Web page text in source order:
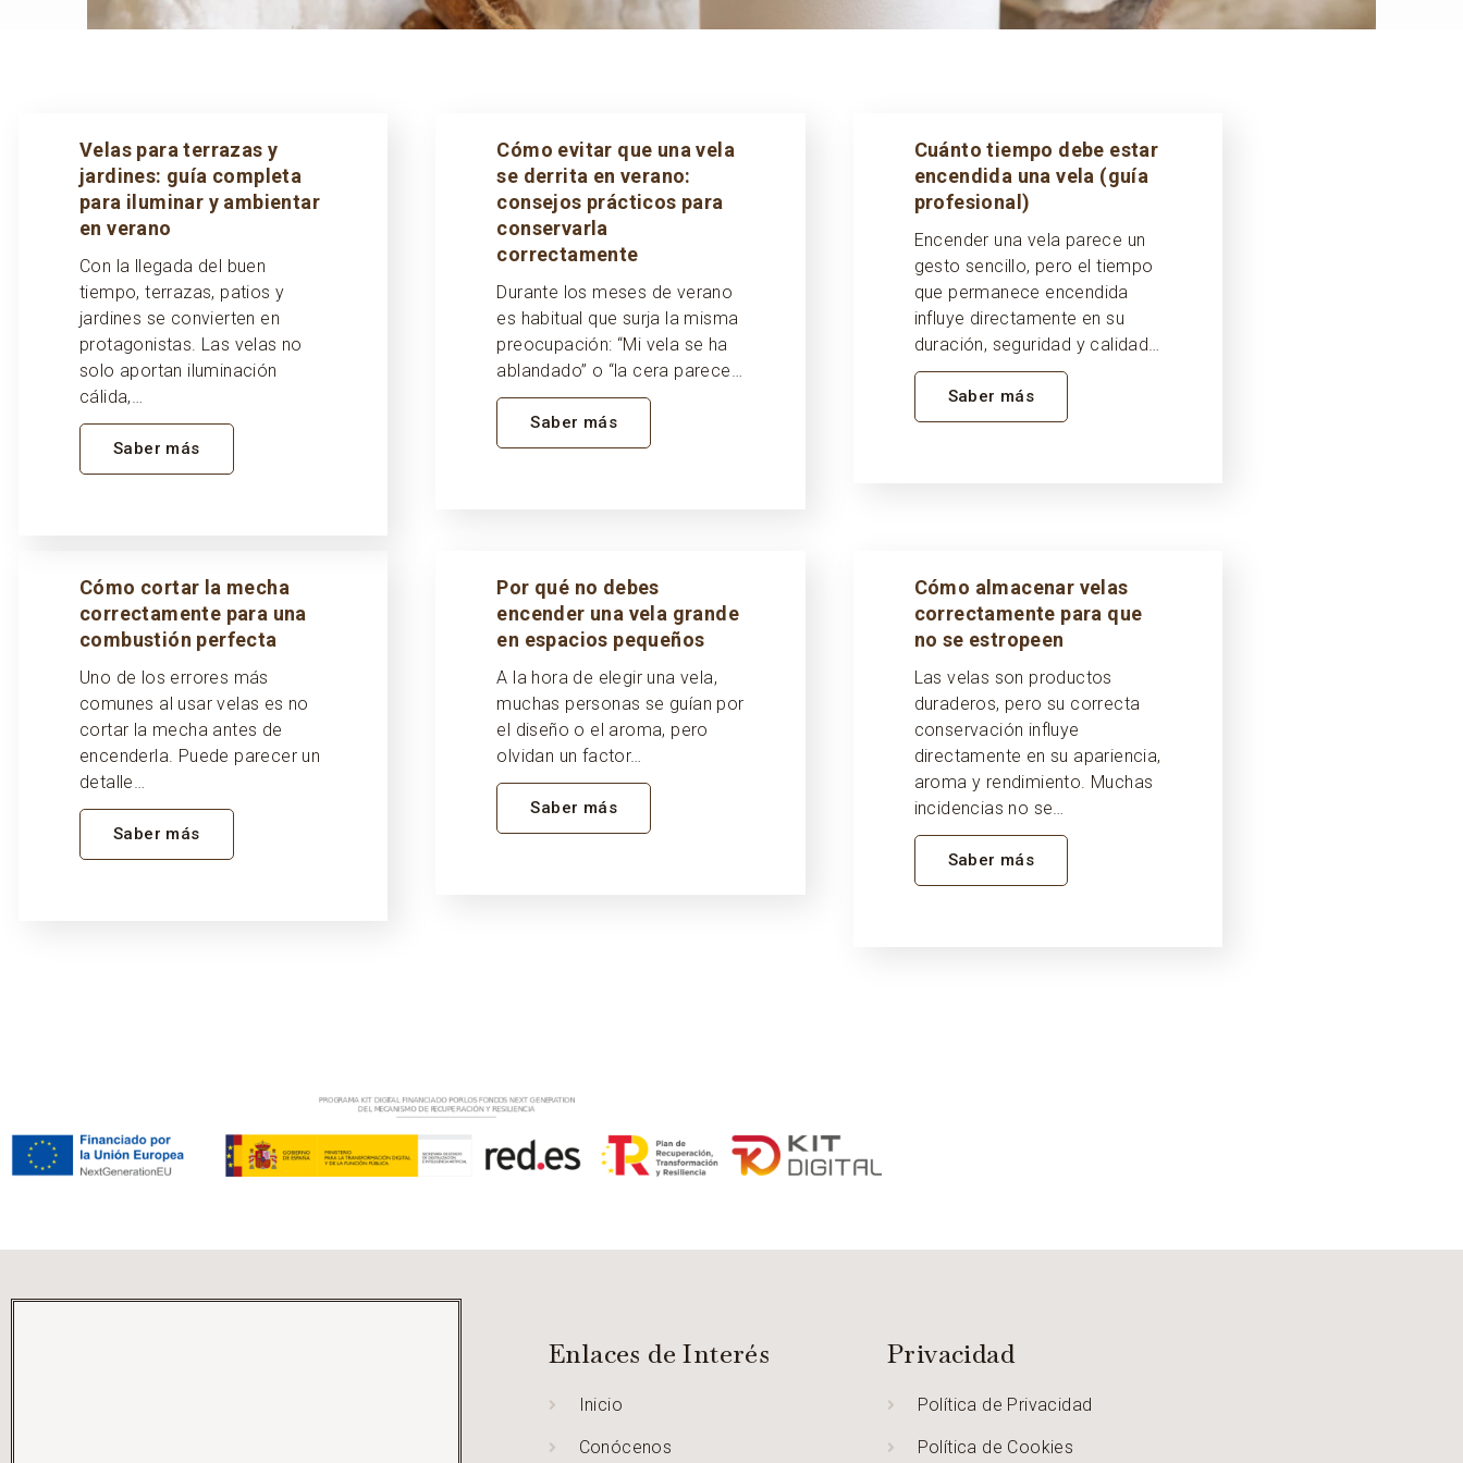
Velas para terrazas y
jardines: guía completa
para iluminar y ambientar
en verano
Con la llegada del buen
tiempo, terrazas, patios y
jardines se convierten en
protagonistas. Las velas no
solo aportan iluminación
cálida,…
Saber más
Cómo evitar que una vela
se derrita en verano:
consejos prácticos para
conservarla
correctamente
Durante los meses de verano
es habitual que surja la misma
preocupación: “Mi vela se ha
ablandado” o “la cera parece…
Saber más
Cuánto tiempo debe estar
encendida una vela (guía
profesional)
Encender una vela parece un
gesto sencillo, pero el tiempo
que permanece encendida
influye directamente en su
duración, seguridad y calidad…
Saber más
Cómo cortar la mecha
correctamente para una
combustión perfecta
Uno de los errores más
comunes al usar velas es no
cortar la mecha antes de
encenderla. Puede parecer un
detalle…
Saber más
Por qué no debes
encender una vela grande
en espacios pequeños
A la hora de elegir una vela,
muchas personas se guían por
el diseño o el aroma, pero
olvidan un factor…
Saber más
Cómo almacenar velas
correctamente para que
no se estropeen
Las velas son productos
duraderos, pero su correcta
conservación influye
directamente en su apariencia,
aroma y rendimiento. Muchas
incidencias no se…
Saber más
Enlaces de Interés
Inicio
Conócenos
Privacidad
Política de Privacidad
Política de Cookies